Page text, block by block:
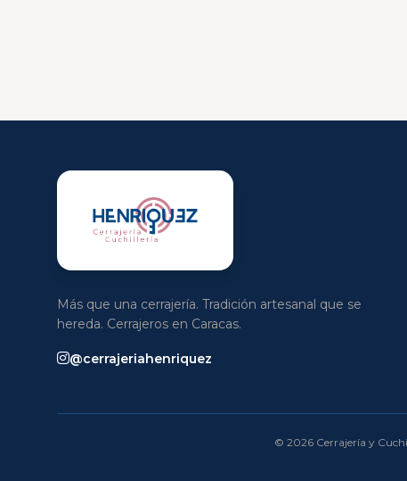
Más que una cerrajería. Tradición artesanal que se
hereda. Cerrajeros en Caracas.
@cerrajeriahenriquez
© 2026 Cerrajería y